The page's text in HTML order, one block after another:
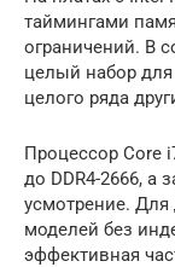
таймингами
ограничений. В
целый набор
целого ряда
Процессор Core
до DDR4-2666, а
усмотрение. Для
моделей без
эффективная